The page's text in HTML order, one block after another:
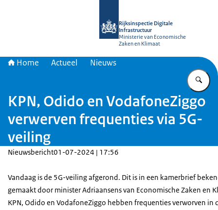
Rijksinspectie Digitale
Infrastructuur
Ministerie van Economische
Zaken en Klimaat
Home Actueel Nieuws
KPN, Odido en VodafoneZiggo
verwerven frequenties via 5G-
veiling
Nieuwsbericht01-07-2024 | 17:56
Vandaag is de 5G-veiling afgerond. Dit is in een kamerbrief
gemaakt door minister Adriaansens van Economische Zaken en
KPN, Odido en VodafoneZiggo hebben frequenties verworven in